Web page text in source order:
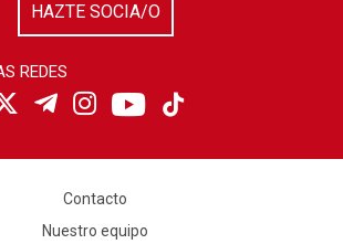
HAZTE SOCIA/O
REDES
Contacto
Nuestro equipo